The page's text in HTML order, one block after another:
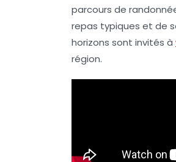
parcours de
repas typiques et de
horizons sont invités à
région.